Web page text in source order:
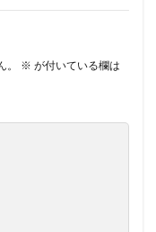
。 ※ が付いている欄は